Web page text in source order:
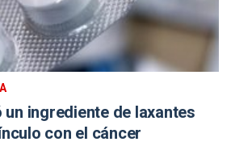
ingrediente de laxantes
con el cáncer